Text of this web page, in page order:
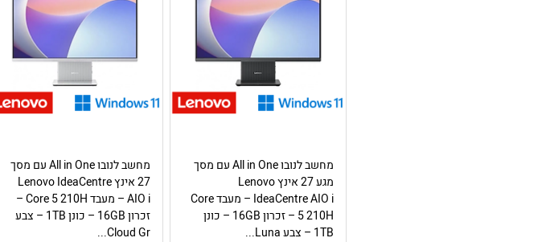
מחשב לנובו All in One עם מסך
מגע 27 אינץ Lenovo
IdeaCentre AIO i – מעבד Core
5 210H – זכרון 16GB – כונן
1TB – צבע Luna...
מחשב לנובו All in One עם מסך
27 אינץ Lenovo IdeaCentre
AIO i – מעבד Core 5 210H –
זכרון 16GB – כונן 1TB – צבע
Cloud Gr...